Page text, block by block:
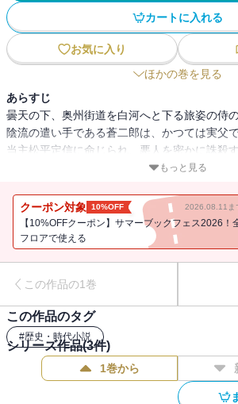
カートに入れる
お気に入り
ほかの巻を見る
あらすじ
曇天の下、奥州街道を白河へと下る旅姿の侍
陰流の遣い手である蒼二郎は、かつては実父
当主松平定信に命じられ、悪人を密かに誅殺
た。今はある壮絶な覚悟をもって、その地を
た……。大好評の剣豪小説シリーズ、第二期
（『松平蒼二郎無双剣 陰流・闇始末 悪人
もっと見る
クーポン対象 10%OFF 2026.08.11ま
【10%OFFクーポン】サマーブックフェス2026！
フロアで使える
この作品の1巻
この作品のタグ
#歴史・時代小説
シリーズ作品(3件)
1巻から